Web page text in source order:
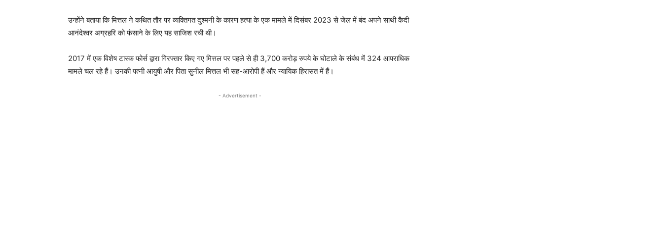
उन्होंने बताया कि मित्तल ने कथित तौर पर व्यक्तिगत दुश्मनी के कारण हत्या के एक मामले में दिसंबर 2023 से जेल में बंद अपने साथी कैदी
आनंदेश्वर अग्रहरि को फंसाने के लिए यह साजिश रची थी।
2017 में एक विशेष टास्क फोर्स द्वारा गिरफ्तार किए गए मित्तल पर पहले से ही 3,700 करोड़ रुपये के घोटाले के संबंध में 324 आपराधिक
मामले चल रहे हैं। उनकी पत्नी आयुषी और पिता सुनील मित्तल भी सह-आरोपी हैं और न्यायिक हिरासत में हैं।
- Advertisement -